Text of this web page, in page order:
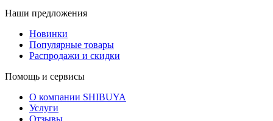
Наши предложения
Новинки
Популярные товары
Распродажи и скидки
Помощь и сервисы
О компании SHIBUYA
Услуги
Отзывы